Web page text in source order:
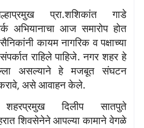
प्रा.शशिकांत गाडे
अभियानाचा आज समारोप होत
कायम नागरिक व पक्षाच्या
राहिले पाहिजे.नगर शहर हे
असल्याने हे मजबूत संघटन
, असे आवाहन केले.
शहरप्रमुख दिलीप सातपुते
शिवसेनेने आपल्या कामाने वेगळे